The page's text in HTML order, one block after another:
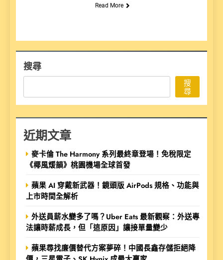
Read More
搜尋
搜
尋
近期文章
麥卡倫 The Harmony 系列最終章登場！免稅限定
《椰風煖韻》桃園機場全球首發
蘋果 AI 穿戴新武器！鏡頭版 AirPods 規格、功能與
上市時間全解析
外送員薪水變多了嗎？Uber Eats 最新觀察：外送專
法讓時薪成長，但「這原因」讓接單量變少
蘋果尋找廉價替代方案夢碎！中國長鑫存儲拒絕降